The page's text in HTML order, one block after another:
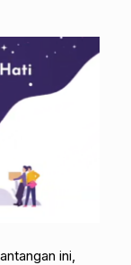
ini,